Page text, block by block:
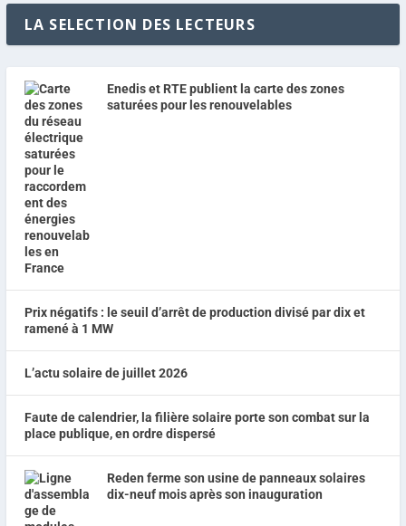
LA SELECTION DES LECTEURS
Enedis et RTE publient la carte des zones
saturées pour les renouvelables
Prix négatifs : le seuil d’arrêt de production divisé par dix et
ramené à 1 MW
L’actu solaire de juillet 2026
Faute de calendrier, la filière solaire porte son combat sur la
place publique, en ordre dispersé
Reden ferme son usine de panneaux solaires
dix-neuf mois après son inauguration